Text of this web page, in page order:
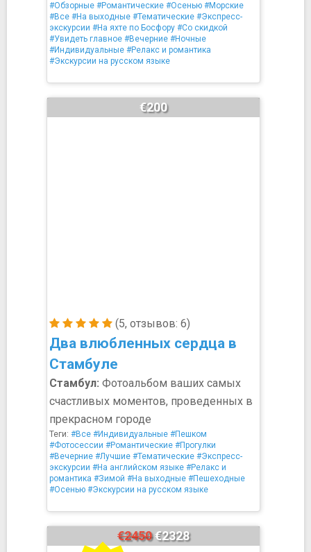
#Обзорные #Романтические #Осенью #Морские
#Все #На выходные #Тематические #Экспресс-
экскурсии #На яхте по Босфору #Со скидкой
#Увидеть главное #Вечерние #Ночные
#Индивидуальные #Релакс и романтика
#Экскурсии на русском языке
(5, отзывов: 6)
Два влюбленных сердца в
Стамбуле
€200
Стамбул: Фотоальбом ваших самых
счастливых моментов, проведенных в
прекрасном городе
Теги: #Все #Индивидуальные #Пешком
#Фотосессии #Романтические #Прогулки
#Вечерние #Лучшие #Тематические #Экспресс-
экскурсии #На английском языке #Релакс и
романтика #Зимой #На выходные #Пешеходные
#Осенью #Экскурсии на русском языке
€2450€2328